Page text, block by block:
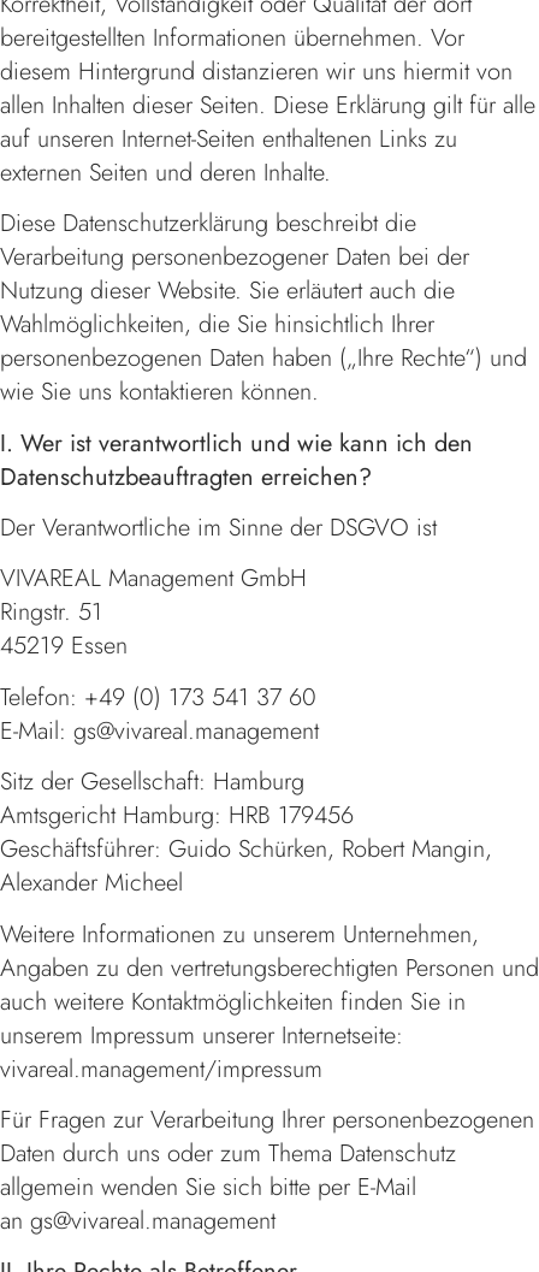
bereitgestellten Informationen übernehmen. Vor
diesem Hintergrund distanzieren wir uns hiermit von
allen Inhalten dieser Seiten. Diese Erklärung gilt für alle
auf unseren Internet-Seiten enthaltenen Links zu
externen Seiten und deren Inhalte.
Diese Datenschutzerklärung beschreibt die
Verarbeitung personenbezogener Daten bei der
Nutzung dieser Website. Sie erläutert auch die
Wahlmöglichkeiten, die Sie hinsichtlich Ihrer
personenbezogenen Daten haben („Ihre Rechte“) und
wie Sie uns kontaktieren können.
I. Wer ist verantwortlich und wie kann ich den
Datenschutzbeauftragten erreichen?
Der Verantwortliche im Sinne der DSGVO ist
VIVAREAL Management GmbH
Ringstr. 51
45219 Essen
Telefon: +49 (0) 173 541 37 60
E-Mail: gs@vivareal.management
Sitz der Gesellschaft: Hamburg
Amtsgericht Hamburg: HRB 179456
Geschäftsführer: Guido Schürken, Robert Mangin,
Alexander Micheel
Weitere Informationen zu unserem Unternehmen,
Angaben zu den vertretungsberechtigten Personen und
auch weitere Kontaktmöglichkeiten finden Sie in
unserem Impressum unserer Internetseite:
vivareal.management/impressum
Für Fragen zur Verarbeitung Ihrer personenbezogenen
Daten durch uns oder zum Thema Datenschutz
allgemein wenden Sie sich bitte per E-Mail
an gs@vivareal.management